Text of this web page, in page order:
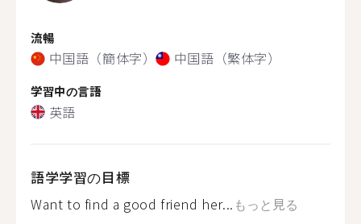
流暢
中国語（簡体字） 中国語（繁体字）
学習中の言語
英語
語学学習の目標
Want to find a good friend her... もっと見る